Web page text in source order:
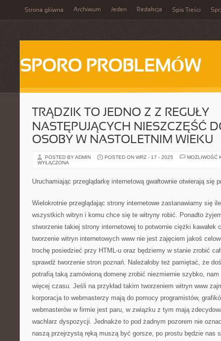
Strona główna Archiwum Jeden Redakcja Spis Treści
SPORO PROBLEMÓW
TRĄDZIK TO JEDNO Z Z REGUŁY
NASTĘPUJĄCYCH NIESZCZĘŚĆ
OSOBY W NASTOLETNIM WIEKU
POSTED BY ADMIN POSTED ON WRZ - 17 - 2025
MOŻLIWOŚĆ
WYŁĄCZONA
Uruchamiając przeglądarkę internetową gwałtownie otwierają się
Wielokrotnie przeglądając strony internetowe zastanawiamy się
wszystkich witryn i komu chce się te witryny robić. Ponadto
stworzenie takiej strony internetowej to potwornie ciężki kawałek
tworzenie witryn internetowych www nie jest zajęciem jakoś
trochę posiedzieć przy HTML-u oraz będziemy w stanie zrobić
sprawdź tworzenie stron poznań. Należałoby też pamiętać, że
potrafią taką zamówioną domenę zrobić niezmiernie szybko,
więcej czasu. Jeśli na przykład takim tworzeniem witryn www
korporacja to webmasterzy mają do pomocy programistów,
webmasterów w firmie jest paru, w związku z tym mają
wachlarz dyspozycji. Jednakże to pod żadnym pozorem nie
naszą przejrzystą ręką muszą być gorsze, po prostu będzie nas